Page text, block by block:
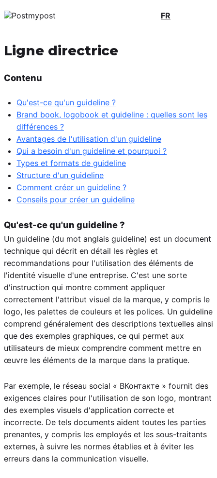
FR
Ligne directrice
Contenu
Qu'est-ce qu'un guideline ?
Brand book, logobook et guideline : quelles sont les
différences ?
Avantages de l'utilisation d'un guideline
Qui a besoin d'un guideline et pourquoi ?
Types et formats de guideline
Structure d'un guideline
Comment créer un guideline ?
Conseils pour créer un guideline
Qu'est-ce qu'un guideline ?
Un guideline (du mot anglais guideline) est un document
technique qui décrit en détail les règles et
recommandations pour l'utilisation des éléments de
l'identité visuelle d'une entreprise. C'est une sorte
d'instruction qui montre comment appliquer
correctement l'attribut visuel de la marque, y compris le
logo, les palettes de couleurs et les polices. Un guideline
comprend généralement des descriptions textuelles ainsi
que des exemples graphiques, ce qui permet aux
utilisateurs de mieux comprendre comment mettre en
œuvre les éléments de la marque dans la pratique.
Par exemple, le réseau social « ВКонтакте » fournit des
exigences claires pour l'utilisation de son logo, montrant
des exemples visuels d'application correcte et
incorrecte. De tels documents aident toutes les parties
prenantes, y compris les employés et les sous-traitants
externes, à suivre les normes établies et à éviter les
erreurs dans la communication visuelle.